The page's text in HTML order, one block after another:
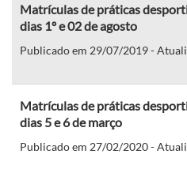
Matrículas de práticas
dias 1º e 02 de agosto
Publicado em 29/07/2019 -
Matrículas de práticas
dias 5 e 6 de março
Publicado em 27/02/2020 -